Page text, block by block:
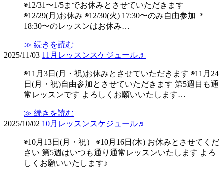
◉12/31〜1/5までお休みとさせていただきます
◉12/29(月)お休み ◉12/30(火) 17:30〜のみ自由参加 ＊
18:30〜のレッスンはお休み…
≫ 続きを読む
2025/11/03 11月レッスンスケジュール♬
◉11月3日(月・祝)お休みとさせていただきます ◉11月24
日(月・祝)自由参加とさせていただきます 第5週目も通
常レッスンです よろしくお願いいたします…
≫ 続きを読む
2025/10/02 10月レッスンスケジュール♬
◉10月13日(月・祝） ◉10月16日(木) お休みとさせてくだ
さい 第5週はいつも通り通常レッスンいたします よろ
しくお願いいたします♪